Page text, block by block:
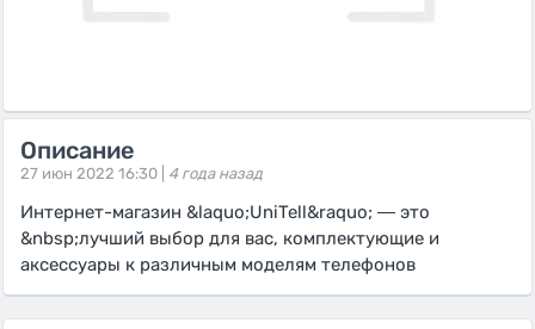
Описание
27 июн 2022 16:30 | 4 года назад
Интернет-магазин &laquo;UniTell&raquo; ― это
&nbsp;лучший выбор для вас, комплектующие и
аксессуары к различным моделям телефонов